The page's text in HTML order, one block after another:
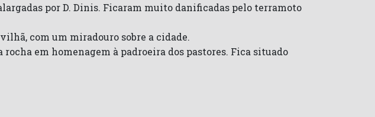
por D. Dinis. Ficaram muito danificadas pelo terramoto
com um miradouro sobre a cidade.
em homenagem à padroeira dos pastores. Fica situado